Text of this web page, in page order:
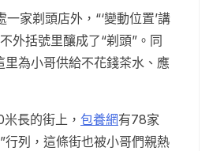
一家剃頭店外，“‘變動位置’講
外括號里釀成了“剃頭”。同
里為小哥供給不花錢茶水、應
長的街上， 包養網有78家
行列，這條街也被小哥們親熱